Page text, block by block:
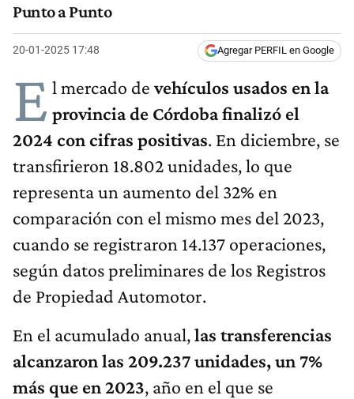
Punto a Punto
20-01-2025 17:48 Agregar PERFIL en Google
E l mercado devehículos usados en la
provincia de Córdoba finalizó el
2024 con cifras positivas. En diciembre, se
transfirieron 18.802 unidades, lo que
representa un aumento del 32% en
comparación con el mismo mes del 2023,
cuando se registraron 14.137 operaciones,
según datos preliminares de los Registros
de Propiedad Automotor.
En el acumulado anual,las transferencias
alcanzaron las 209.237 unidades, un 7%
más que en 2023, año en el que se